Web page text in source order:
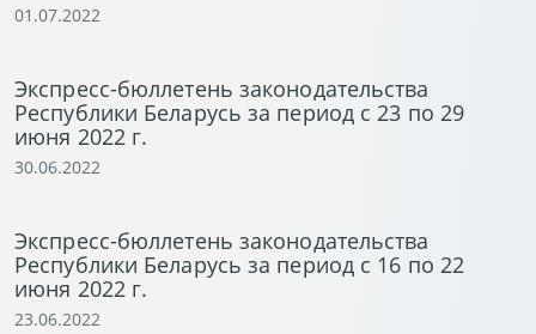
01.07.2022
Экспресс-бюллетень законодательства
Республики Беларусь за период с 23 по 29
июня 2022 г.
30.06.2022
Экспресс-бюллетень законодательства
Республики Беларусь за период с 16 по 22
июня 2022 г.
23.06.2022